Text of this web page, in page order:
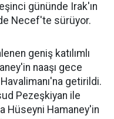
gününde Irak'ın
Necef'te sürüyor.
geniş katılımlı
naaşı gece
getirildi.
Pezeşkiyan ile
Hüseyni Hamaney'in